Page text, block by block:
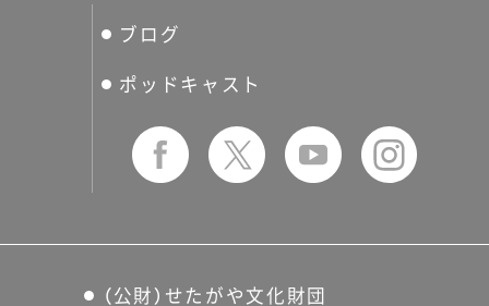
せたおん
友の会
ブログ
ポッドキャスト
（公財）せたがや文化財団